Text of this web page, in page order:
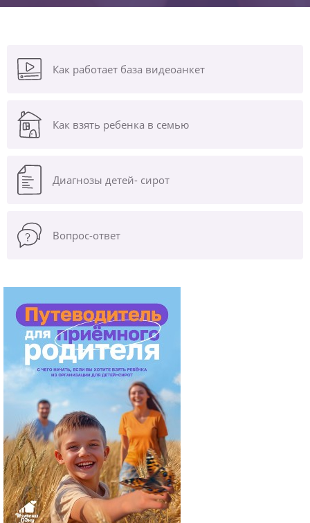
Как работает база видеоанкет
Как взять ребенка в семью
Диагнозы детей- сирот
Вопрос-ответ